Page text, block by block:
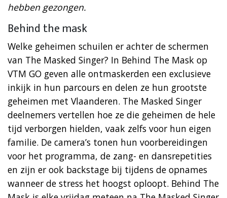
hebben gezongen.
Behind the mask
Welke geheimen schuilen er achter de schermen
van The Masked Singer? In Behind The Mask op
VTM GO geven alle ontmaskerden een exclusieve
inkijk in hun parcours en delen ze hun grootste
geheimen met Vlaanderen. The Masked Singer
deelnemers vertellen hoe ze die geheimen de hele
tijd verborgen hielden, vaak zelfs voor hun eigen
familie. De camera’s tonen hun voorbereidingen
voor het programma, de zang- en dansrepetities
en zijn er ook backstage bij tijdens de opnames
wanneer de stress het hoogst oploopt. Behind The